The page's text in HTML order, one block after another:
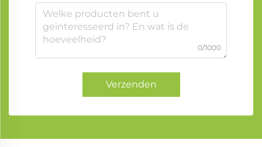
0/1000
Verzenden